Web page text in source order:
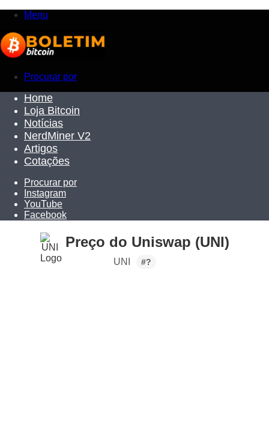
Menu
Procurar por
Home
Loja Bitcoin
Notícias
NerdMiner V2
Artigos
Cotações
Procurar por
Instagram
YouTube
Facebook
Preço do Uniswap (UNI)
UNI #?